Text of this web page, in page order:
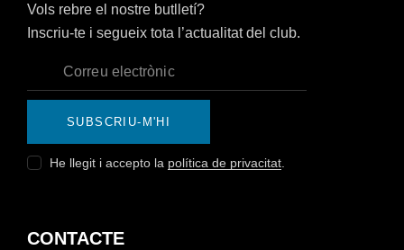
Vols rebre el nostre butlletí?
Inscriu-te i segueix tota l’actualitat del club.
SUBSCRIU-M'HI
He llegit i accepto la política de privacitat
CONTACTE